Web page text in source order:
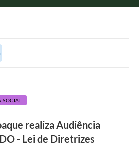
SOCIAL
realiza Audiência
- Lei de Diretrizes